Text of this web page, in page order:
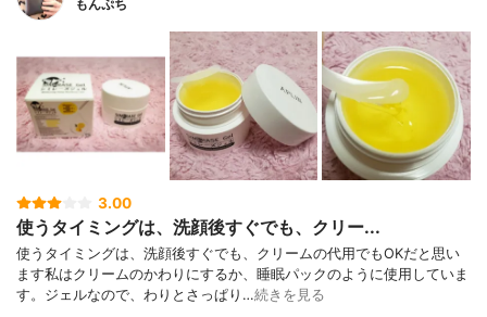
もんぷち
3.00
使うタイミングは、洗顔後すぐでも、クリー...
使うタイミングは、洗顔後すぐでも、クリームの代用でもOKだと思い
ます私はクリームのかわりにするか、睡眠パックのように使用していま
す。ジェルなので、わりとさっぱり…続きを見る